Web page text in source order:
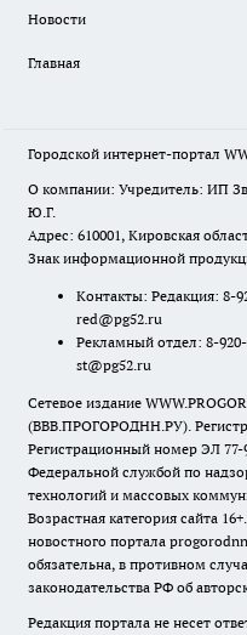
Новости
Главная
Городской интернет-портал
О компании: Учредитель: ИП
Ю.Г.
Адрес: 610001, Кировская
Знак информационной
Контакты: Редакция: 8-
red@pg52.ru
Рекламный отдел: 8-
st@pg52.ru
Сетевое издание
(ВВВ.ПРОГОРОДНН.РУ).
Регистрационный номер ЭЛ 77-
Федеральной службой по
технологий и массовых
Возрастная категория сайта
новостного портала
обязательна, в противном
законодательства РФ об
Редакция портала не несет